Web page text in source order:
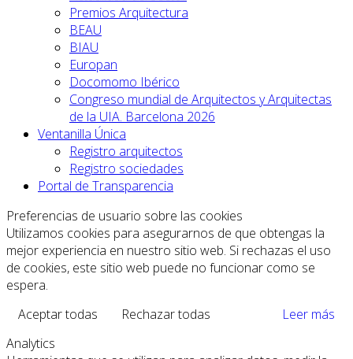
Premios Arquitectura
BEAU
BIAU
Europan
Docomomo Ibérico
Congreso mundial de Arquitectos y Arquitectas
de la UIA. Barcelona 2026
Ventanilla Única
Registro arquitectos
Registro sociedades
Portal de Transparencia
Preferencias de usuario sobre las cookies
Utilizamos cookies para asegurarnos de que obtengas la
mejor experiencia en nuestro sitio web. Si rechazas el uso
de cookies, este sitio web puede no funcionar como se
espera.
Aceptar todas
Rechazar todas
Leer más
Analytics